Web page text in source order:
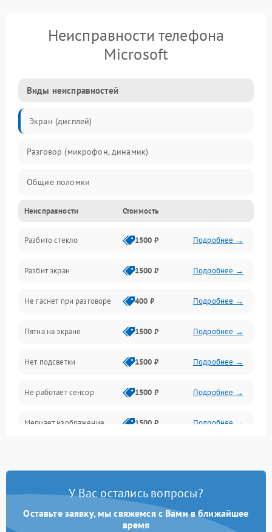
Неисправности телефона
Microsoft
Виды неисправностей
Экран (дисплей)
Разговор (микрофон, динамик)
Общие поломки
Проблемы связи
Камеры
Проблемы с дисплеем и сенсором
Зарядка
Проблемы с питанием, зарядкой и аккумулятором
Проблемы с работой системы, корпусом и другие
Неисправности Стоимость
Разбито стекло 1500 ₽ Подробнее →
Разбит экран 1500 ₽ Подробнее →
Не гаснет при разговоре 400 ₽ Подробнее →
Пятна на экране 1500 ₽ Подробнее →
Нет подсветки 1500 ₽ Подробнее →
Не работает сенсор 1500 ₽ Подробнее →
Мерцает изображение 1500 ₽ Подробнее →
У Вас остались вопросы?
Оставьте заявку, мы свяжемся с Вами в ближайшее
время